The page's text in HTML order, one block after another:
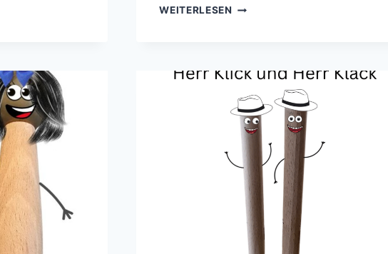
WEITERLESEN KLANGHAPPEN: